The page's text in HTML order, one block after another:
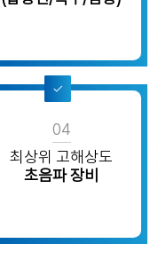
04
최상위 고해상도
초음파 장비